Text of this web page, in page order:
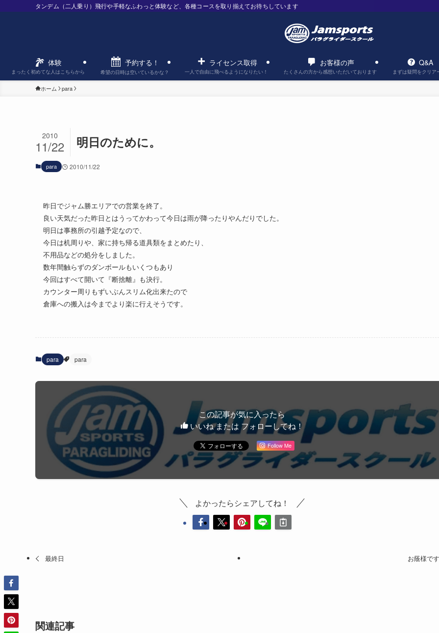
タンデム（二人乗り）飛行や手軽なふわっと体験など、各種コースを取り揃えてお待ちしています
体験
まったく初めてな人はこちらから
予約する！
希望の日時は空いているかな？
ライセンス取得
一人で自由に飛べるようになりたい！
お客様の声
たくさんの方から感想いただいております
Q&A
まずは疑問をクリア
ホーム para
明日のために。
2010
11/22
para 2010/11/22
昨日でジャム勝エリアでの営業を終了。
良い天気だった昨日とはうってかわって今日は雨が降ったりやんだりでした。
明日は事務所の引越予定なので、
今日は机周りや、家に持ち帰る道具類をまとめたり、
不用品などの処分をしました。
数年間触らずのダンボールもいくつもあり
今回はすべて開いて『断捨離』も決行。
カウンター周りもずいぶんスリム化出来たので
倉庫への搬入は今までより楽に行えそうです。
para para
この記事が気に入ったら
いいね または フォローしてね！
Follow Me
よかったらシェアしてね！
最終日 お蔭様です
関連記事